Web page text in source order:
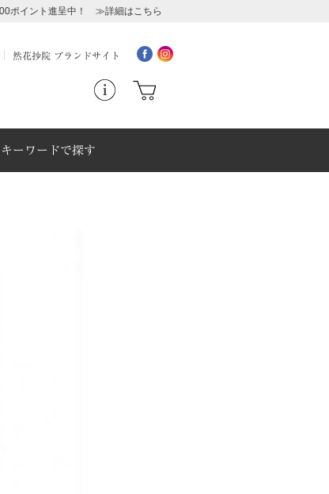
中！ ≫詳細はこちら
然花抄院 ブランドサイト
キーワードで探す